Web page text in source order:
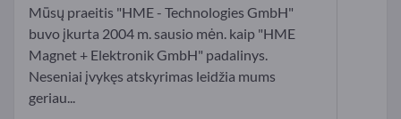
Mūsų praeitis "HME - Technologies GmbH"
buvo įkurta 2004 m. sausio mėn. kaip "HME
Magnet + Elektronik GmbH" padalinys.
Neseniai įvykęs atskyrimas leidžia mums
geriau...